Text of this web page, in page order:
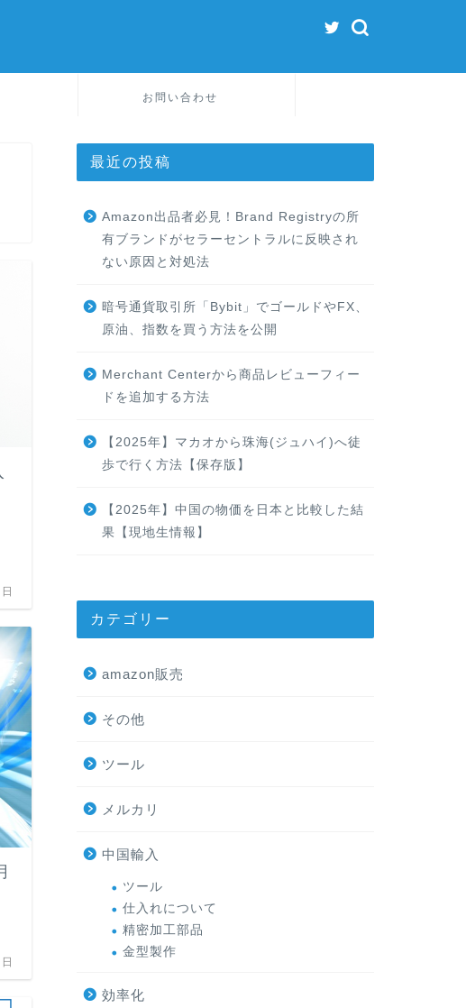
お問い合わせ
最近の投稿
Amazon出品者必見！Brand Registryの所
有ブランドがセラーセントラルに反映され
ない原因と対処法
暗号通貨取引所「Bybit」でゴールドやFX、
原油、指数を買う方法を公開
Merchant Centerから商品レビューフィー
ドを追加する方法
【2025年】マカオから珠海(ジュハイ)へ徒
歩で行く方法【保存版】
【2025年】中国の物価を日本と比較した結
果【現地生情報】
カテゴリー
amazon販売
その他
ツール
メルカリ
中国輸入
ツール
仕入れについて
精密加工部品
金型製作
効率化